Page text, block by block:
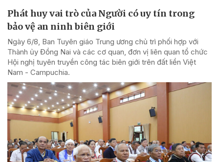
Phát huy vai trò của Người có uy tín trong
bảo vệ an ninh biên giới
Ngày 6/8, Ban Tuyên giáo Trung ương chủ trì phối hợp với
Thành ủy Đồng Nai và các cơ quan, đơn vị liên quan tổ chức
Hội nghị tuyên truyền công tác biên giới trên đất liền Việt
Nam - Campuchia.